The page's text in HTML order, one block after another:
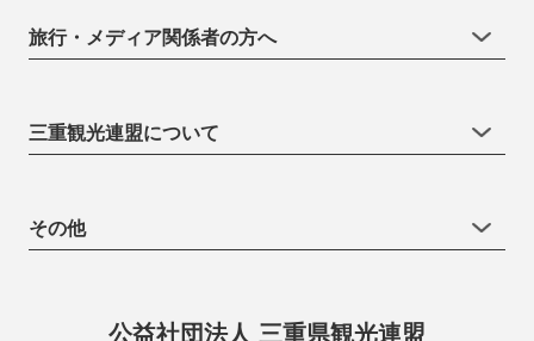
旅行・メディア関係者の方へ
三重観光連盟について
その他
公益社団法人 三重県観光連盟